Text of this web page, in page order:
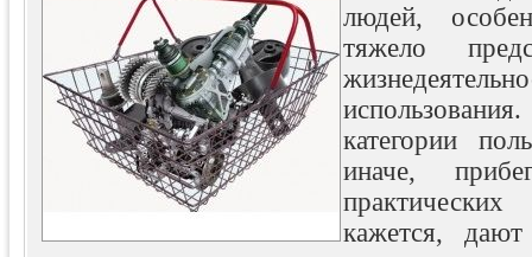
людей,
тяжело
использования.
категории
иначе,
кажется,